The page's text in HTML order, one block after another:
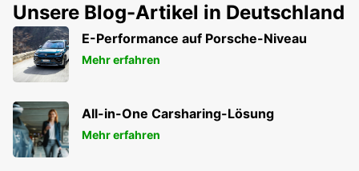
Unsere Blog-Artikel in Deutschland
E-Performance auf Porsche-Niveau
Mehr erfahren
All-in-One Carsharing-Lösung
Mehr erfahren